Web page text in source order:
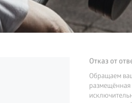
Отказ от
Обращаем
размещённая